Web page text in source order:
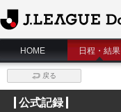
J.League Data Site
HOME
日程・結果
戻る
公式記録